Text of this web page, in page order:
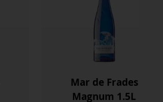
Mar de Frades
Magnum 1.5L